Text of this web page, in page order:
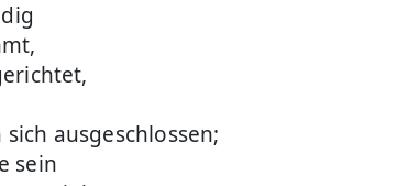
ausgeschlossen;
sein